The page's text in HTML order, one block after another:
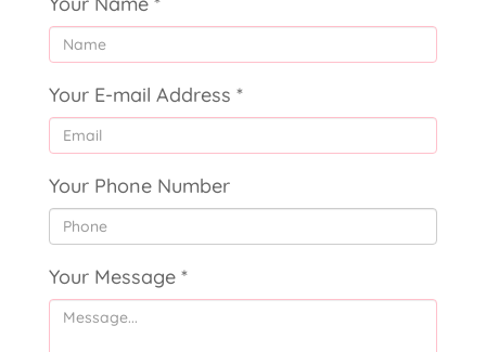
Your E-mail Address *
Your Phone Number
Your Message *